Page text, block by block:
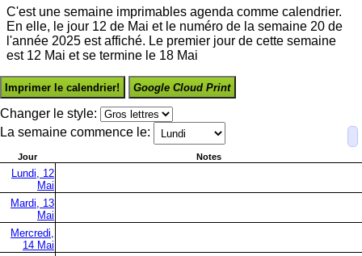
C'est une semaine imprimables agenda comme calendrier.
En elle, le jour 12 de Mai et le numéro de la semaine 20 de
l'année 2025 est affiché. Le premier jour de cette semaine
est 12 Mai et se termine le 18 Mai
Imprimer le calendrier! Google Cloud Print
Changer le style:
La semaine commence le:
Jour Notes
Lundi, 12
Mai
Mardi, 13
Mai
Mercredi,
14 Mai